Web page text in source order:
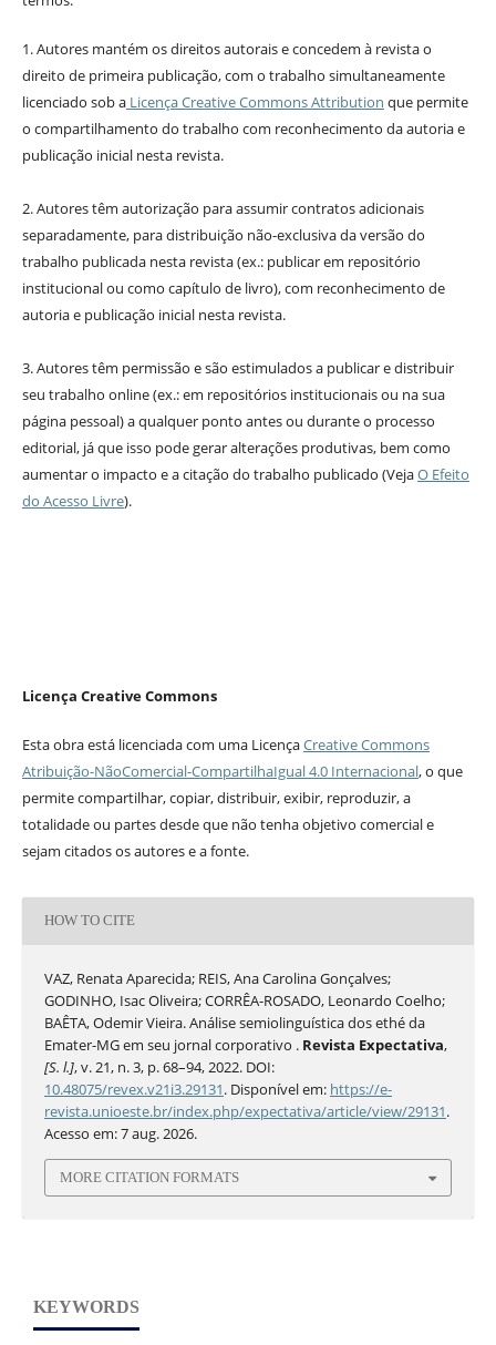
1. Autores mantém os direitos autorais e concedem à revista o
direito de primeira publicação, com o trabalho simultaneamente
licenciado sob aLicença Creative Commons Attribution que permite
o compartilhamento do trabalho com reconhecimento da autoria e
publicação inicial nesta revista.
2. Autores têm autorização para assumir contratos adicionais
separadamente, para distribuição não-exclusiva da versão do
trabalho publicada nesta revista (ex.: publicar em repositório
institucional ou como capítulo de livro), com reconhecimento de
autoria e publicação inicial nesta revista.
3. Autores têm permissão e são estimulados a publicar e distribuir
seu trabalho online (ex.: em repositórios institucionais ou na sua
página pessoal) a qualquer ponto antes ou durante o processo
editorial, já que isso pode gerar alterações produtivas, bem como
aumentar o impacto e a citação do trabalho publicado (VejaO Efeito
do Acesso Livre).
Licença Creative Commons
Esta obra está licenciada com uma LicençaCreative Commons
Atribuição-NãoComercial-CompartilhaIgual 4.0 Internacional, o que
permite compartilhar, copiar, distribuir, exibir, reproduzir, a
totalidade ou partes desde que não tenha objetivo comercial e
sejam citados os autores e a fonte.
HOW TO CITE
VAZ, Renata Aparecida; REIS, Ana Carolina Gonçalves;
GODINHO, Isac Oliveira; CORRÊA-ROSADO, Leonardo Coelho;
BAÊTA, Odemir Vieira. Análise semiolinguística dos ethé da
Emater-MG em seu jornal corporativo . Revista Expectativa,
[S. l.], v. 21, n. 3, p. 68–94, 2022. DOI:
10.48075/revex.v21i3.29131. Disponível em: https://e-
revista.unioeste.br/index.php/expectativa/article/view/29131.
Acesso em: 7 aug. 2026.
MORE CITATION FORMATS
KEYWORDS